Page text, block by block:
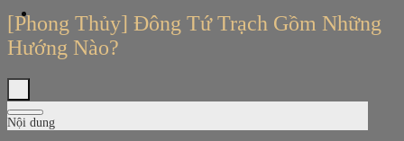
[Phong Thủy] Đông Tứ Trạch Gồm Những
Hướng Nào?
Nội dung